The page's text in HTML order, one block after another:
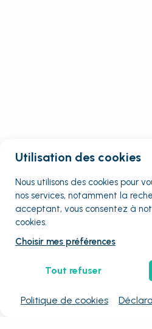
Utilisation des cookies
Nous utilisons des cookies pour
nos services, notamment la
acceptant, vous consentez à
cookies.
Choisir mes préférences
Tout refuser
Politique de cookies